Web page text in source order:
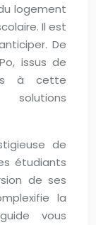
logement
Il est
De
issus de
à cette
solutions
de
étudiants
de ses
la
vous